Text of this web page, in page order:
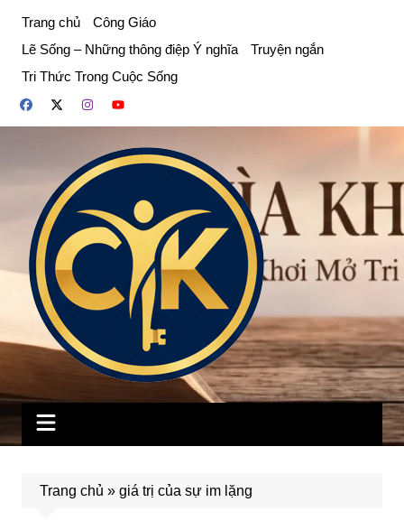
phần
dung
Trang chủ
Công Giáo
Lẽ Sống – Những thông điệp Ý nghĩa
Truyện ngắn
Tri Thức Trong Cuộc Sống
Trang chủ » giá trị của sự im lặng